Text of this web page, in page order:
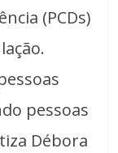
(PCDs)
pessoas
Débora